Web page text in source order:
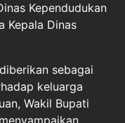
Kependudukan
Kepala Dinas
sebagai
keluarga
Wakil Bupati